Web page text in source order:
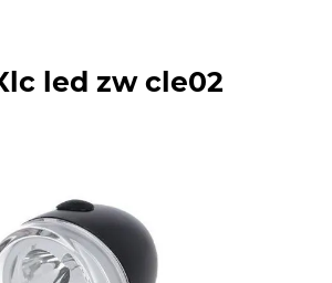
led zw cle02